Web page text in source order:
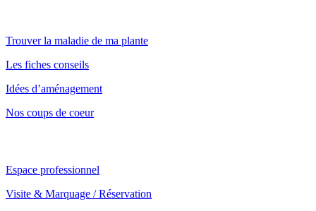
Trouver la maladie de ma plante
Les fiches conseils
Idées d’aménagement
Nos coups de coeur
Espace professionnel
Visite & Marquage / Réservation